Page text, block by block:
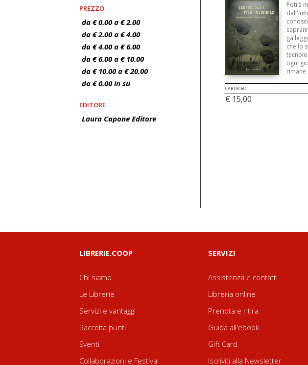
PREZZO
da € 0.00 a € 2.00
da € 2.00 a € 4.00
da € 4.00 a € 6.00
da € 6.00 a € 10.00
da € 10.00 a € 20.00
da € 0.00 in su
EDITORE
Laura Capone Editore
Potrà
che lo
ogni
rimane
CARTACEO
€ 15,00
LIBRERIE.COOP
Chi siamo
Le Librerie
Servizi e vantaggi
Raccolta punti
Eventi
Collaborazioni e Festival
SERVIZI
Assistenza e contatti
Libreria online
Prenota e ritira
Guida all'ebook
Gift Card
Iscriviti alla Newsletter